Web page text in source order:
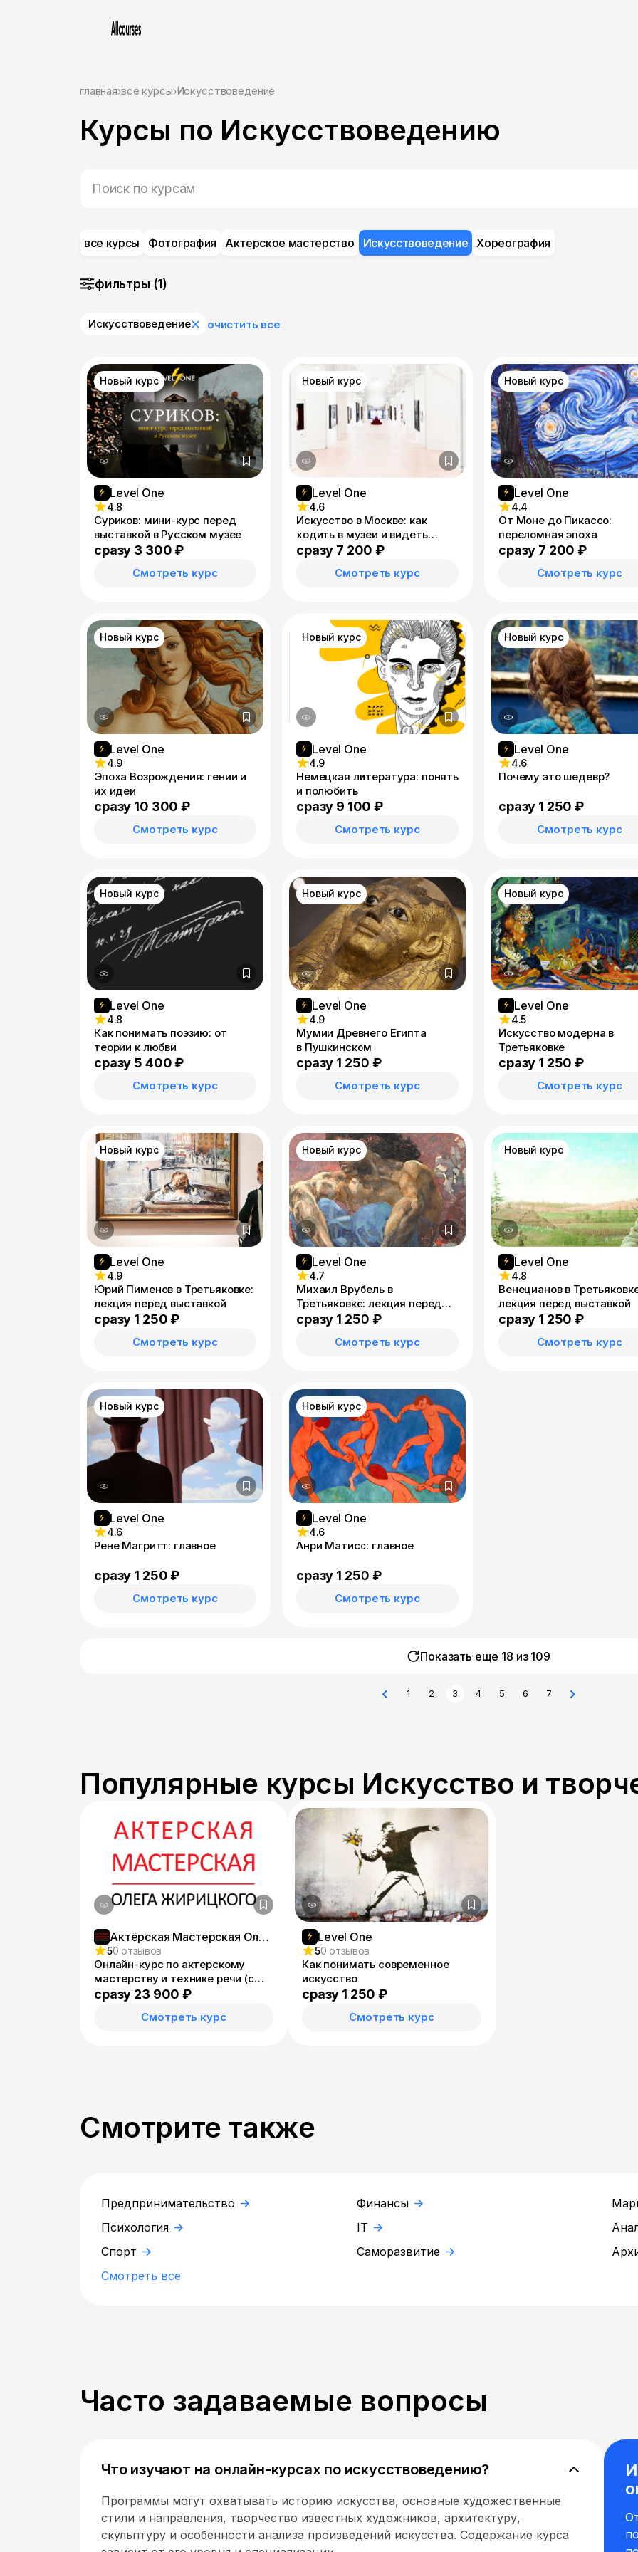
главная все курсы Искусствоведение
Курсы по Искусствоведению
все курсы Фотография Актерское мастерство Искусствоведение Хореография
фильтры (1)
Искусствоведение очистить все
Новый курс
Level One
4.8
Суриков: мини-курс перед
выставкой в Русском музее
сразу 3 300 ₽
Смотреть курс
Новый курс
Level One
4.6
Искусство в Москве: как
ходить в музеи и видеть
больше
сразу 7 200 ₽
Смотреть курс
Новый курс
Level One
4.4
От Моне до Пикассо:
переломная эпоха
сразу 7 200 ₽
Смотреть курс
Новый курс
Level One
4.9
Эпоха Возрождения: гении и
их идеи
сразу 10 300 ₽
Смотреть курс
Новый курс
Level One
4.9
Немецкая литература: понять
и полюбить
сразу 9 100 ₽
Смотреть курс
Новый курс
Level One
4.6
Почему это шедевр?
сразу 1 250 ₽
Смотреть курс
Новый курс
Level One
4.8
Как понимать поэзию: от
теории к любви
сразу 5 400 ₽
Смотреть курс
Новый курс
Level One
4.9
Мумии Древнего Египта
в Пушкинском
сразу 1 250 ₽
Смотреть курс
Новый курс
Level One
4.5
Искусство модерна в
Третьяковке
сразу 1 250 ₽
Смотреть курс
Новый курс
Level One
4.9
Юрий Пименов в Третьяковке:
лекция перед выставкой
сразу 1 250 ₽
Смотреть курс
Новый курс
Level One
4.7
Михаил Врубель в
Третьяковке: лекция перед
выставкой
сразу 1 250 ₽
Смотреть курс
Новый курс
Level One
4.8
Венецианов в
лекция перед выставкой
сразу 1 250 ₽
Смотреть курс
Новый курс
Level One
4.6
Рене Магритт: главное
сразу 1 250 ₽
Смотреть курс
Новый курс
Level One
4.6
Анри Матисс: главное
сразу 1 250 ₽
Смотреть курс
Показать еще 18 из 109
1 2 3 4 5 6 7
Популярные курсы Искусство и
Актёрская Мастерская Олега Жирицкого
50 отзывов
Онлайн-курс по актерскому
мастерству и технике речи (с
проверкой домашних заданий)
сразу 23 900 ₽
Смотреть курс
Level One
50 отзывов
Как понимать современное
искусство
сразу 1 250 ₽
Смотреть курс
Смотрите также
Предпринимательство
Психология
Спорт
Финансы
IT
Саморазвитие
Смотреть все
Часто задаваемые вопросы
Что изучают на онлайн-курсах по искусствоведению?
Программы могут охватывать историю искусства, основные художественные
стили и направления, творчество известных художников, архитектуру,
скульптуру и особенности анализа произведений искусства. Содержание курса